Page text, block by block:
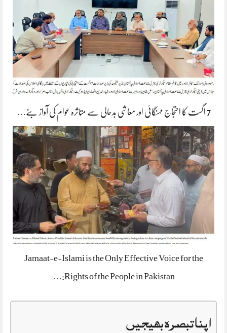
7 اگست کا احتجاج مہنگائی اور معاشی بدحالی سے متاثرہ عوام کی آواز بنے…
Jamaat-e-Islami is the Only Effective Voice for the
Rights of the People in Pakistan:…
اپنا تبصرہ بھیجیں